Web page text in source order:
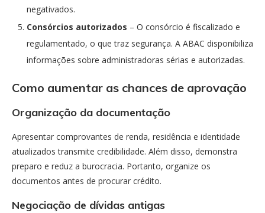
negativados.
Consórcios autorizados – O consórcio é fiscalizado e
regulamentado, o que traz segurança. A ABAC disponibiliza
informações sobre administradoras sérias e autorizadas.
Como aumentar as chances de aprovação
Organização da documentação
Apresentar comprovantes de renda, residência e identidade
atualizados transmite credibilidade. Além disso, demonstra
preparo e reduz a burocracia. Portanto, organize os
documentos antes de procurar crédito.
Negociação de dívidas antigas